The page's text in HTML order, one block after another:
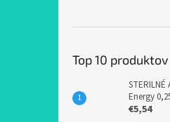
Top 10 produktov
STERILNÉ
Energy
€5,54